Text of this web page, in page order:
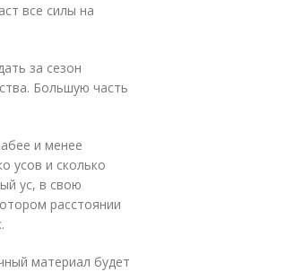
все силы на
за сезон
Большую часть
и менее
усов и сколько
ус, в свою
расстоянии
материал будет